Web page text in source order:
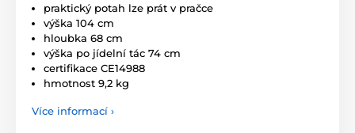
praktický potah lze prát v pračce
výška 104 cm
hloubka 68 cm
výška po jídelní tác 74 cm
certifikace CE14988
hmotnost 9,2 kg
Více informací ›